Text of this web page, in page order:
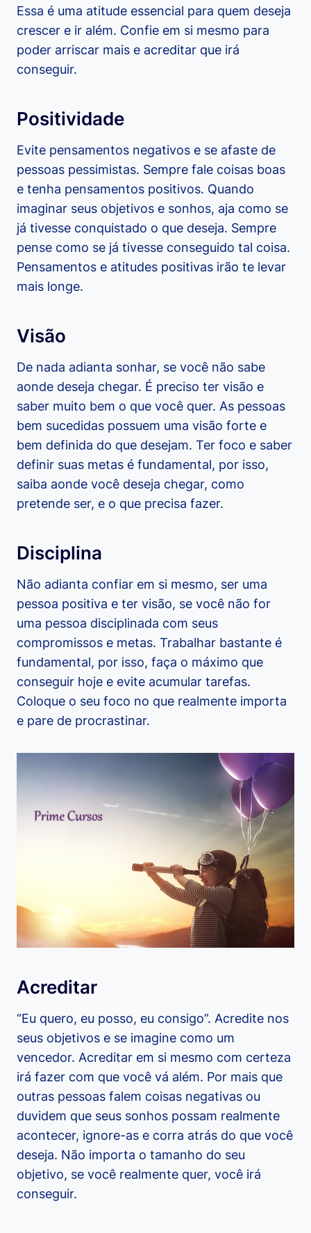
Essa é uma atitude essencial para quem deseja
crescer e ir além. Confie em si mesmo para
poder arriscar mais e acreditar que irá
conseguir.
Positividade
Evite pensamentos negativos e se afaste de
pessoas pessimistas. Sempre fale coisas boas
e tenha pensamentos positivos. Quando
imaginar seus objetivos e sonhos, aja como se
já tivesse conquistado o que deseja. Sempre
pense como se já tivesse conseguido tal coisa.
Pensamentos e atitudes positivas irão te levar
mais longe.
Visão
De nada adianta sonhar, se você não sabe
aonde deseja chegar. É preciso ter visão e
saber muito bem o que você quer. As pessoas
bem sucedidas possuem uma visão forte e
bem definida do que desejam. Ter foco e saber
definir suas metas é fundamental, por isso,
saiba aonde você deseja chegar, como
pretende ser, e o que precisa fazer.
Disciplina
Não adianta confiar em si mesmo, ser uma
pessoa positiva e ter visão, se você não for
uma pessoa disciplinada com seus
compromissos e metas. Trabalhar bastante é
fundamental, por isso, faça o máximo que
conseguir hoje e evite acumular tarefas.
Coloque o seu foco no que realmente importa
e pare de procrastinar.
Acreditar
“Eu quero, eu posso, eu consigo”. Acredite nos
seus objetivos e se imagine como um
vencedor. Acreditar em si mesmo com certeza
irá fazer com que você vá além. Por mais que
outras pessoas falem coisas negativas ou
duvidem que seus sonhos possam realmente
acontecer, ignore-as e corra atrás do que você
deseja. Não importa o tamanho do seu
objetivo, se você realmente quer, você irá
conseguir.